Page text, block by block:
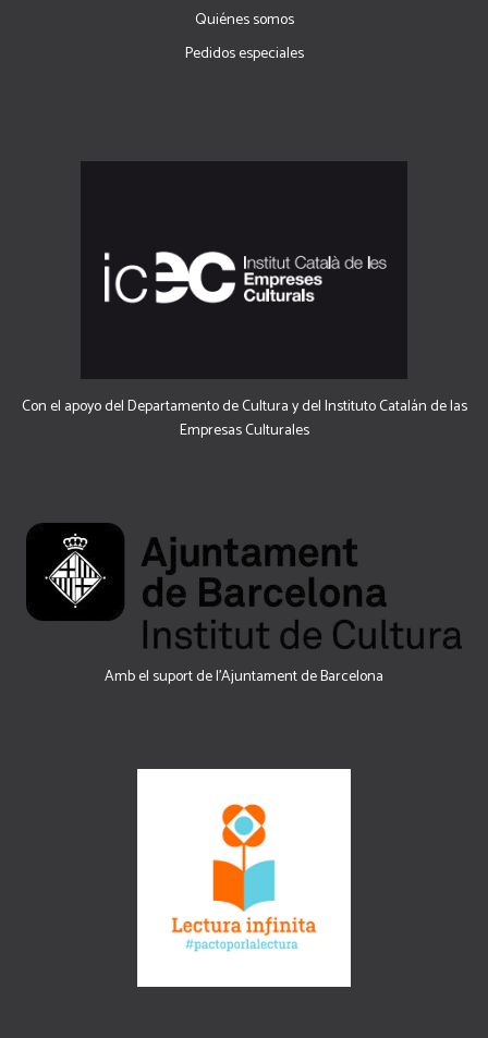
Quiénes somos
Pedidos especiales
Con el apoyo del Departamento de Cultura y del Instituto Catalán de las
Empresas Culturales
Amb el suport de l’Ajuntament de Barcelona